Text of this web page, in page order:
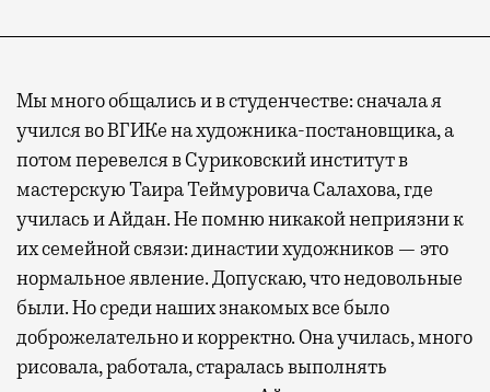
Мы много общались и в студенчестве: сначала я
учился во ВГИКе на художника-постановщика, а
потом перевелся в Суриковский институт в
мастерскую Таира Теймуровича Салахова, где
училась и Айдан. Не помню никакой неприязни к
их семейной связи: династии художников — это
нормальное явление. Допускаю, что недовольные
были. Но среди наших знакомых все было
доброжелательно и корректно. Она училась, много
рисовала, работала, старалась выполнять